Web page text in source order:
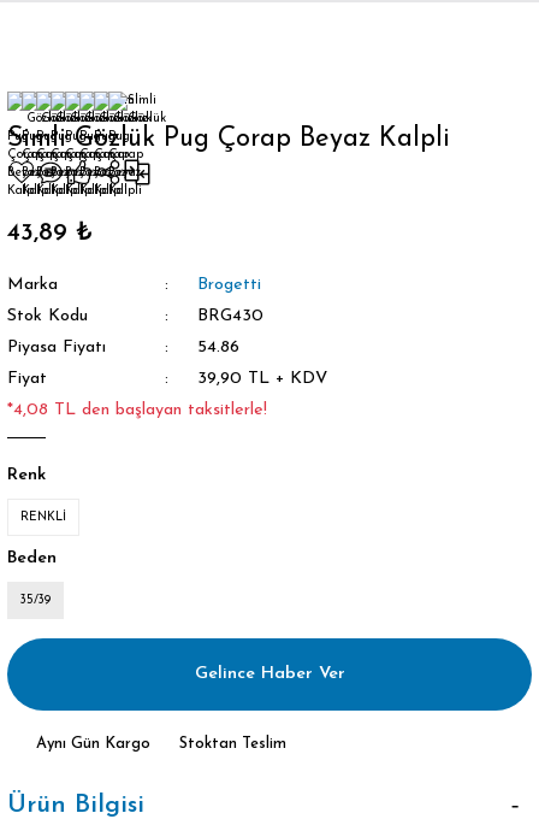
Simli Gözlük Pug Çorap Beyaz Kalpli
43,89 ₺
Marka
Brogetti
Stok Kodu
BRG430
Piyasa Fiyatı
54.86
Fiyat
39,90 TL + KDV
*4,08 TL den başlayan taksitlerle!
Renk
RENKLİ
Beden
35/39
Gelince Haber Ver
Aynı Gün Kargo Stoktan Teslim
Ürün Bilgisi